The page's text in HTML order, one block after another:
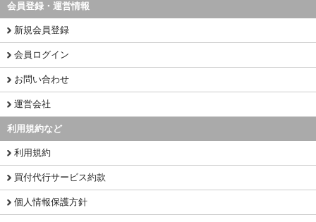
会員登録・運営情報
新規会員登録
会員ログイン
お問い合わせ
運営会社
利用規約など
利用規約
買付代行サービス約款
個人情報保護方針